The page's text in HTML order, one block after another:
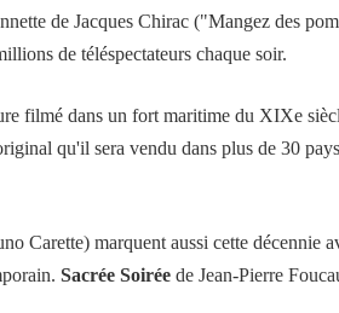
de Jacques Chirac ("Mangez des
de téléspectateurs chaque soir.
filmé dans un fort maritime du XIXe
qu'il sera vendu dans plus de 30
Carette) marquent aussi cette décennie
Sacrée Soirée de Jean-Pierre